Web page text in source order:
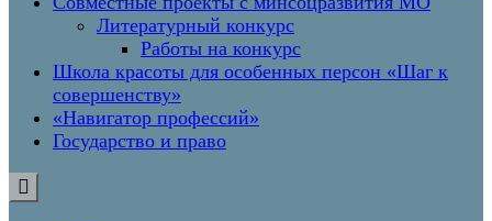
Литературный конкурс
Работы на конкурс
Школа красоты для особенных персон «Шаг к
совершенству»
«Навигатор профессий»
Государство и право